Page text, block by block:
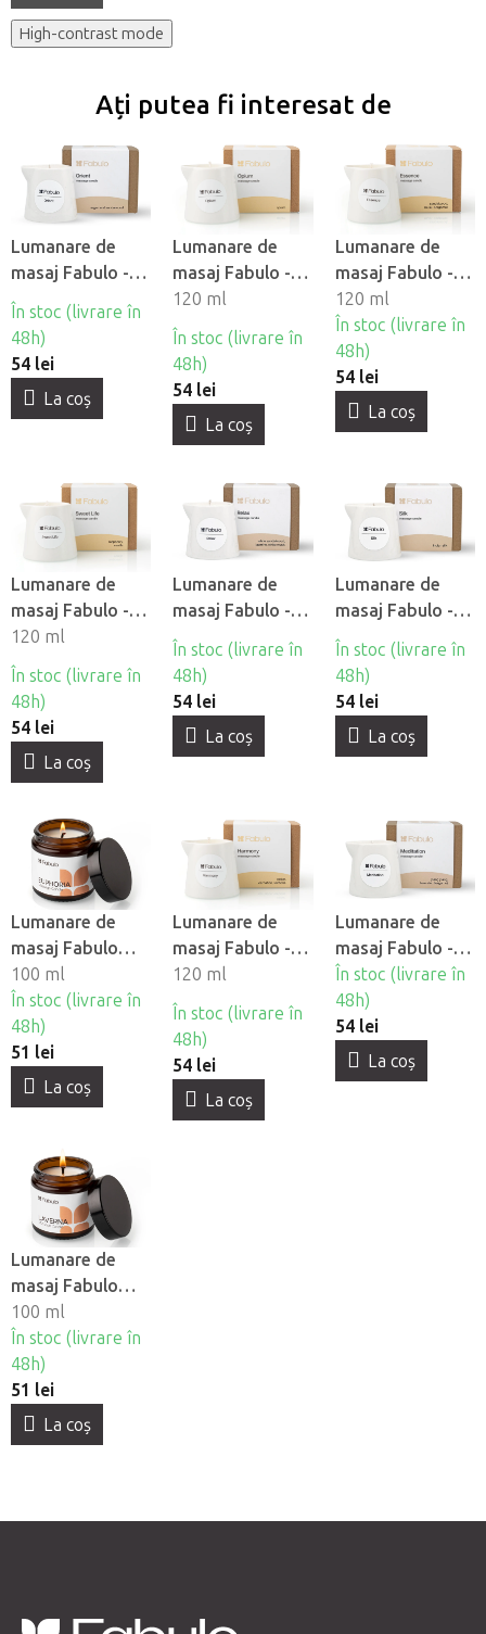
High-contrast mode
Ați putea fi interesat de
Lumanare de
masaj Fabulo -
Orienta
În stoc (livrare în
48h)
54 lei
La coş
Lumanare de
masaj Fabulo -
Opiu
120 ml
În stoc (livrare în
48h)
54 lei
La coş
Lumanare de
masaj Fabulo -
Esentă
120 ml
În stoc (livrare în
48h)
54 lei
La coş
Lumanare de
masaj Fabulo -
Viată dulce
120 ml
În stoc (livrare în
48h)
54 lei
La coş
Lumanare de
masaj Fabulo -
Relaxati-vă
În stoc (livrare în
48h)
54 lei
La coş
Lumanare de
masaj Fabulo -
Mătase
În stoc (livrare în
48h)
54 lei
La coş
Lumanare de
masaj Fabulo
Euphoria
100 ml
În stoc (livrare în
48h)
51 lei
La coş
Lumanare de
masaj Fabulo -
Armonie
120 ml
În stoc (livrare în
48h)
54 lei
La coş
Lumanare de
masaj Fabulo -
Meditaţie
În stoc (livrare în
48h)
54 lei
La coş
Lumanare de
masaj Fabulo
Laverna
100 ml
În stoc (livrare în
48h)
51 lei
La coş